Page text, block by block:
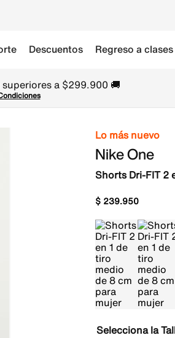
Descuentos Regreso a clases
a $299.900 🚚
Lo más nuevo
Nike One
Shorts Dri-FIT 2
$ 239.950